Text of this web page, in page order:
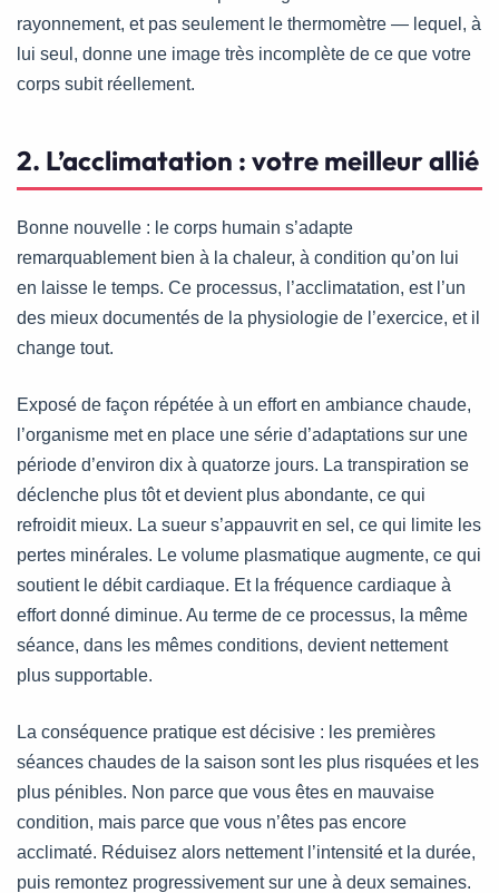
rayonnement, et pas seulement le thermomètre — lequel, à
lui seul, donne une image très incomplète de ce que votre
corps subit réellement.
2. L’acclimatation : votre meilleur allié
Bonne nouvelle : le corps humain s’adapte
remarquablement bien à la chaleur, à condition qu’on lui
en laisse le temps. Ce processus, l’acclimatation, est l’un
des mieux documentés de la physiologie de l’exercice, et il
change tout.
Exposé de façon répétée à un effort en ambiance chaude,
l’organisme met en place une série d’adaptations sur une
période d’environ dix à quatorze jours. La transpiration se
déclenche plus tôt et devient plus abondante, ce qui
refroidit mieux. La sueur s’appauvrit en sel, ce qui limite les
pertes minérales. Le volume plasmatique augmente, ce qui
soutient le débit cardiaque. Et la fréquence cardiaque à
effort donné diminue. Au terme de ce processus, la même
séance, dans les mêmes conditions, devient nettement
plus supportable.
La conséquence pratique est décisive : les premières
séances chaudes de la saison sont les plus risquées et les
plus pénibles. Non parce que vous êtes en mauvaise
condition, mais parce que vous n’êtes pas encore
acclimaté. Réduisez alors nettement l’intensité et la durée,
puis remontez progressivement sur une à deux semaines.